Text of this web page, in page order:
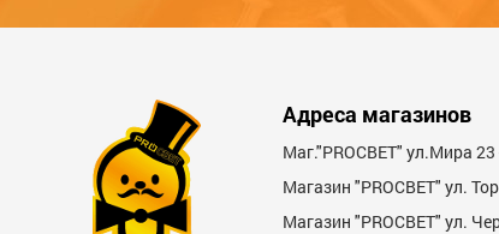
Адреса магазинов
Маг."PROСВЕТ" ул.Мира
Магазин "PROСВЕТ" ул.
Магазин "PROCBET" ул.